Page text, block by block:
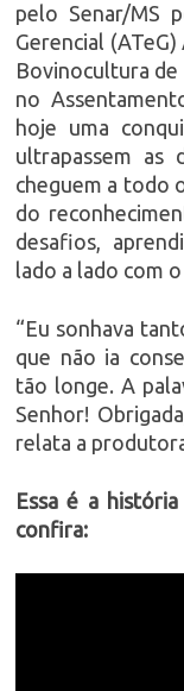
pelo Senar/MS
Gerencial
Bovinocultura de
no
hoje uma
ultrapassem as
cheguem a todo
do
desafios,
lado a lado com
“Eu sonhava
que não ia
tão longe. A
Senhor!
relata a
Essa é a
confira: